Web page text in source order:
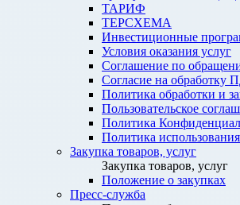
ТАРИФ
ТЕРСХЕМА
Инвестиционные
Условия оказания услуг
Соглашение по
Согласие на обработку
Политика обработки и
Пользовательское
Политика
Политика
Закупка товаров, услуг
Закупка товаров, услуг
Положение о закупках
Пресс-служба